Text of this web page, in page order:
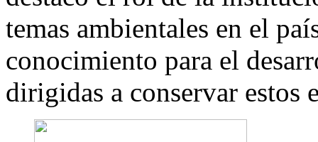
temas ambientales en el
conocimiento para el
dirigidas a conservar estos